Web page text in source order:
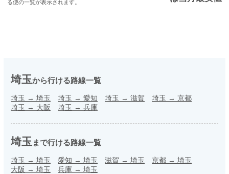
る便の一覧が表示されます。
埼玉から行ける路線一覧
埼玉 → 埼玉 埼玉 → 愛知 埼玉 → 滋賀 埼玉 → 京都
埼玉 → 大阪 埼玉 → 兵庫
埼玉 まで行ける路線一覧
埼玉 → 埼玉 愛知 → 埼玉 滋賀 → 埼玉 京都 → 埼玉
大阪 → 埼玉 兵庫 → 埼玉